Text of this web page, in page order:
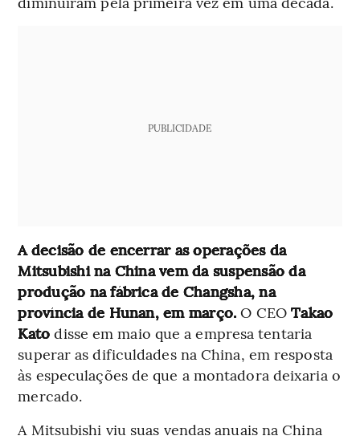
PUBLICIDADE
A decisão de encerrar as operações da
Mitsubishi na China vem da suspensão da
produção na fábrica de Changsha, na
província de Hunan, em março. O CEOTakao
Kato disse em maio que a empresa tentaria
superar as dificuldades na China, em resposta
às especulações de que a montadora deixaria o
mercado.
A Mitsubishi viu suas vendas anuais na China